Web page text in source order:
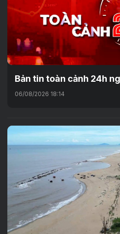
Bản tin toàn cảnh 24h
06/08/2026 18:14